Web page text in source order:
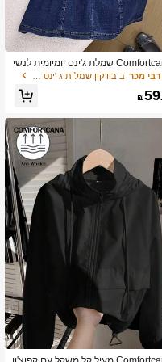
Comfortcana שמלת ג'ינס יומיומית לנשי
שרוולים, צווארון עגול, גב פתוח עם
₪59